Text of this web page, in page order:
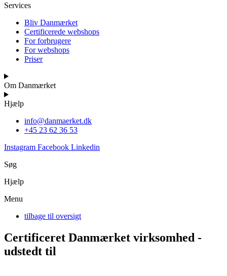
Services
Bliv Danmærket
Certificerede webshops
For forbrugere
For webshops
Priser
Om Danmærket
Hjælp
info@danmaerket.dk
+45 23 62 36 53
Instagram Facebook Linkedin
Søg
Hjælp
Menu
tilbage til oversigt
Certificeret Danmærket virksomhed -
udstedt til